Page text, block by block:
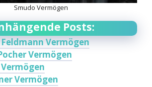
Smudo Vermögen
Posts:
Vermögen
Vermögen
Vermögen